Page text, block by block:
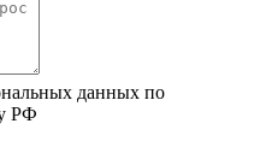
данных по
РФ